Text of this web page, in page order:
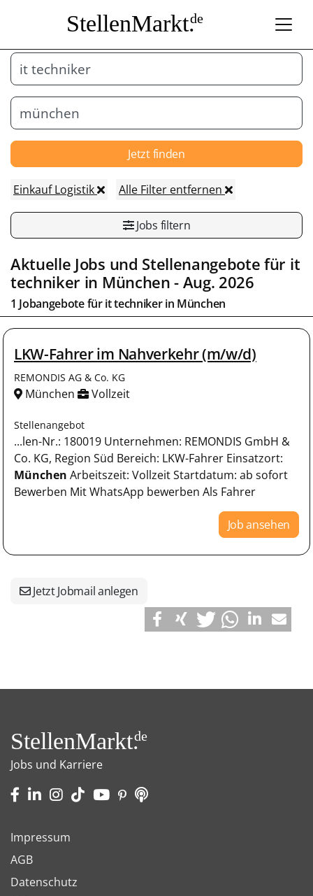
StellenMarkt.de
Jetzt finden
Einkauf Logistik Alle Filter entfernen
Jobs filtern
Aktuelle Jobs und Stellenangebote für it
techniker in München- Aug. 2026
1 Jobangebote für it techniker in München
LKW-Fahrer im Nahverkehr (m/w/d)
REMONDIS AG & Co. KG
München Vollzeit
Stellenangebot
...len-Nr.: 180019 Unternehmen: REMONDIS GmbH &
Co. KG, Region Süd Bereich: LKW-Fahrer Einsatzort:
München Arbeitszeit: Vollzeit Startdatum: ab sofort
Bewerben Mit WhatsApp bewerben Als Fahrer
Job ansehen
Jetzt Jobmail anlegen
StellenMarkt.de
Jobs und Karriere
Impressum
AGB
Datenschutz